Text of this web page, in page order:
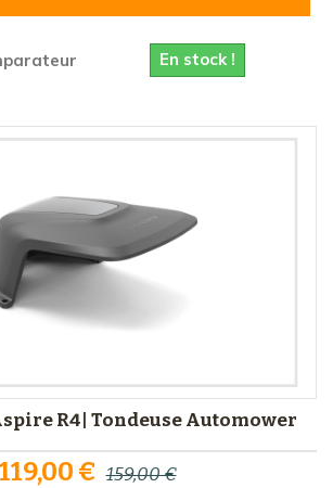
En stock !
R4| Tondeuse Automower
119,00 € 159,00 €